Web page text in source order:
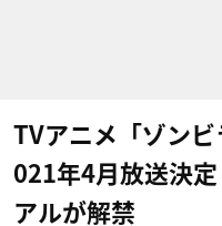
TVアニメ「ゾン
021年4月放送決定
アルが解禁